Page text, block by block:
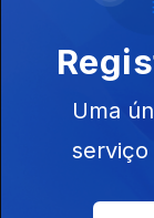
Poluição
Parque do
10 jun. 2019
Uma
serviço